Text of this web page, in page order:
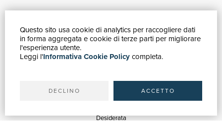
Questo sito usa cookie di analytics per raccogliere dati
in forma aggregata e cookie di terze parti per migliorare
l'esperienza utente.
Leggi l'Informativa Cookie Policycompleta.
DECLINO ACCETTO
GUIDA ACQUISTI
Catalogo
Ricerca avanzata
Spedizioni
Desiderata